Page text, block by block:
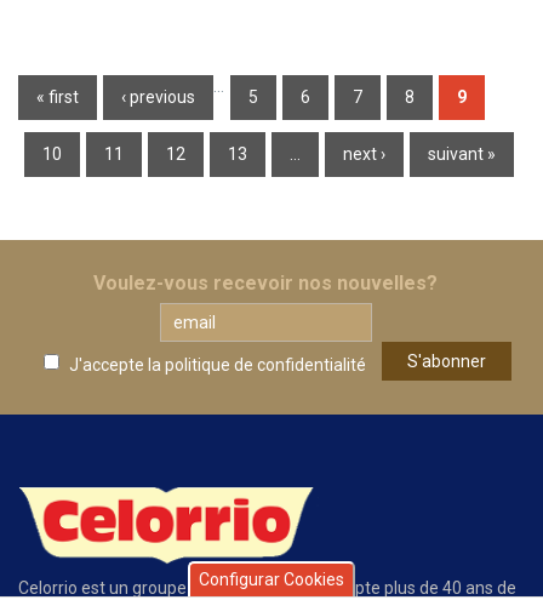
Configurar Cookies
Pages
« first ‹ previous 5 6 7 8 9
10 11 12 13 next › suivant »
Voulez-vous recevoir nos nouvelles?
J'accepte lapolitique de confidentialité
Celorrio est un groupe d’entreprises qui compte plus de 40 ans de